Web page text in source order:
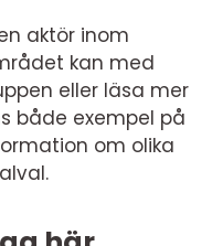
aktör inom
kan med
eller läsa mer
både exempel på
om olika